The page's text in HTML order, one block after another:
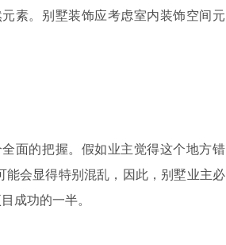
素。别墅装饰应考虑室内装饰空间元
面的把握。假如业主觉得这个地方错
会显得特别混乱，因此，别墅业主必
成功的一半。